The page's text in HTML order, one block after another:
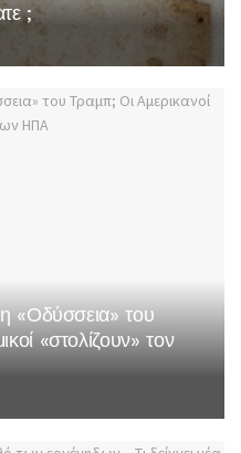
;
«Οδύσσεια» του
«στολίζουν» τον